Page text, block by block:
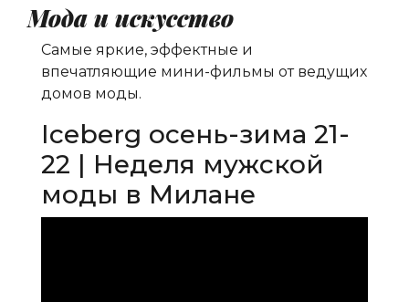
Мода и искусство
Самые яркие, эффектные и
впечатляющие мини-фильмы от ведущих
домов моды.
Iceberg осень-зима 21-
22 | Неделя мужской
моды в Милане